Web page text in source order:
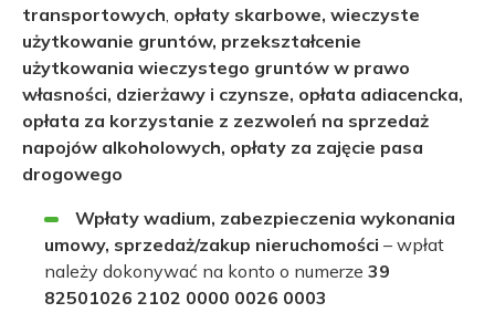
transportowych opłaty skarbowe, wieczyste
użytkowanie gruntów, przekształcenie
użytkowania wieczystego gruntów w prawo
własności, dzierżawy i czynsze, opłata adiacencka,
opłata za korzystanie z zezwoleń na sprzedaż
napojów alkoholowych, opłaty za zajęcie pasa
drogowego
Wpłaty wadium, zabezpieczenia wykonania
umowy, sprzedaż/zakup nieruchomości – wpłat
należy dokonywać na konto o numerze 39
82501026 2102 0000 0026 0003